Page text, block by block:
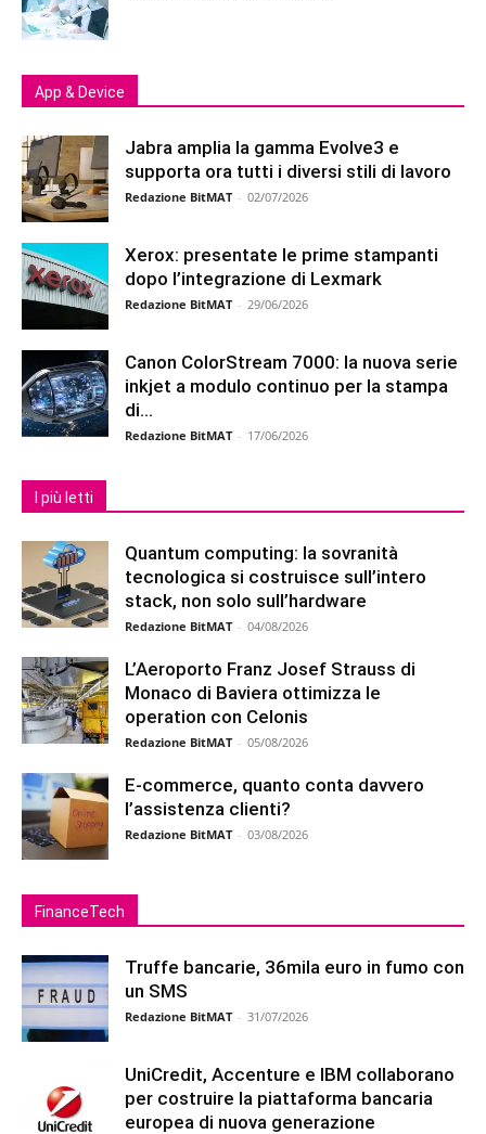
App & Device
Jabra amplia la gamma Evolve3 e
supporta ora tutti i diversi stili di lavoro
Redazione BitMAT - 02/07/2026
Xerox: presentate le prime stampanti
dopo l’integrazione di Lexmark
Redazione BitMAT - 29/06/2026
Canon ColorStream 7000: la nuova serie
inkjet a modulo continuo per la stampa
di...
Redazione BitMAT - 17/06/2026
I più letti
Quantum computing: la sovranità
tecnologica si costruisce sull’intero
stack, non solo sull’hardware
Redazione BitMAT - 04/08/2026
L’Aeroporto Franz Josef Strauss di
Monaco di Baviera ottimizza le
operation con Celonis
Redazione BitMAT - 05/08/2026
E-commerce, quanto conta davvero
l’assistenza clienti?
Redazione BitMAT - 03/08/2026
FinanceTech
Truffe bancarie, 36mila euro in fumo con
un SMS
Redazione BitMAT - 31/07/2026
UniCredit, Accenture e IBM collaborano
per costruire la piattaforma bancaria
europea di nuova generazione